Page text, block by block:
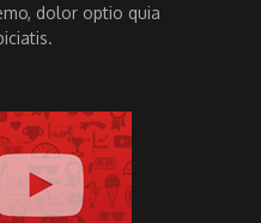
dolor optio quia